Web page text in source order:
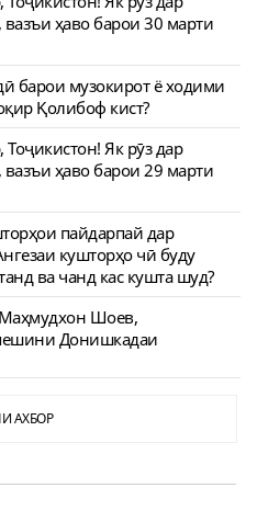
ҳаво барои 30 марти
барои музокирот ё ходими
Қолибоф кист?
Тоҷикистон! Як рӯз дар
ҳаво барои 29 марти
пайдарпай дар
кушторҳо чӣ буду
ва чанд кас кушта шуд?
Шоев,
Донишкадаи
АХБОР